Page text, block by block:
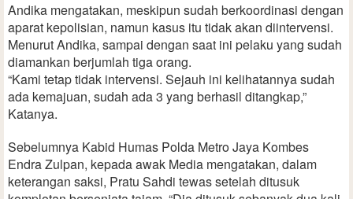
Andika mengatakan, meskipun sudah berkoordinasi dengan
aparat kepolisian, namun kasus itu tidak akan diintervensi.
Menurut Andika, sampai dengan saat ini pelaku yang sudah
diamankan berjumlah tiga orang.
“Kami tetap tidak intervensi. Sejauh ini kelihatannya sudah
ada kemajuan, sudah ada 3 yang berhasil ditangkap,”
Katanya.
Sebelumnya Kabid Humas Polda Metro Jaya Kombes
Endra Zulpan, kepada awak Media mengatakan, dalam
keterangan saksi, Pratu Sahdi tewas setelah ditusuk